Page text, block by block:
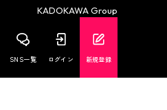
KADOKAWA Group
SNS一覧 ログイン 新規登録